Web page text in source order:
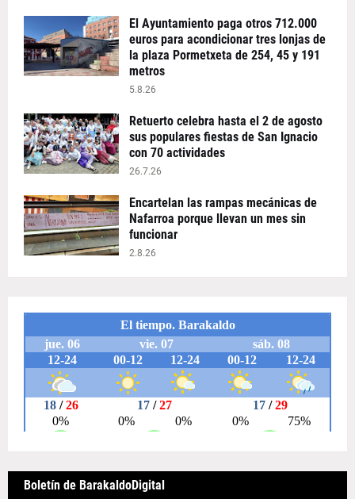
El Ayuntamiento paga otros 712.000
euros para acondicionar tres lonjas de
la plaza Pormetxeta de 254, 45 y 191
metros
5.8.26
Retuerto celebra hasta el 2 de agosto
sus populares fiestas de San Ignacio
con 70 actividades
26.7.26
Encartelan las rampas mecánicas de
Nafarroa porque llevan un mes sin
funcionar
2.8.26
Boletín de BarakaldoDigital